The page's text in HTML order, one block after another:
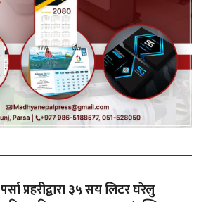
पर्सा प्रहरीद्वारा ३५ सय लिटर घरेलु